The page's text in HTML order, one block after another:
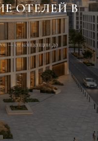
ОТЕЛЕЙ В
— от концепции до